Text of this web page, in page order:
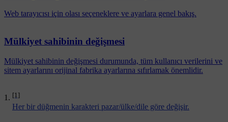
[1]
Her bir düğmenin karakteri pazar/ülke/dile göre değişir.
Web tarayıcısı için olası seçeneklere ve ayarlara genel bakış.
Mülkiyet sahibinin değişmesi
Mülkiyet sahibinin değişmesi durumunda, tüm kullanıcı verilerini ve
sitem ayarlarını orijinal fabrika ayarlarına sıfırlamak önemlidir.